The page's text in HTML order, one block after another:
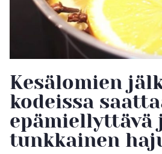
Kesälomien
kodeissa
epämiellyttävä
tunkkainen